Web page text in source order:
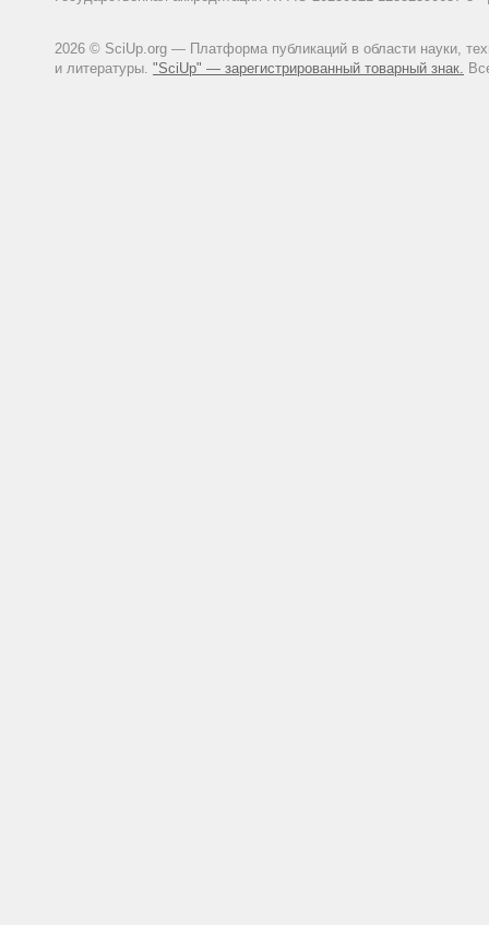
2026 © SciUp.org — Платформа публикаций в области науки,
и литературы. "SciUp" — зарегистрированный товарный знак.